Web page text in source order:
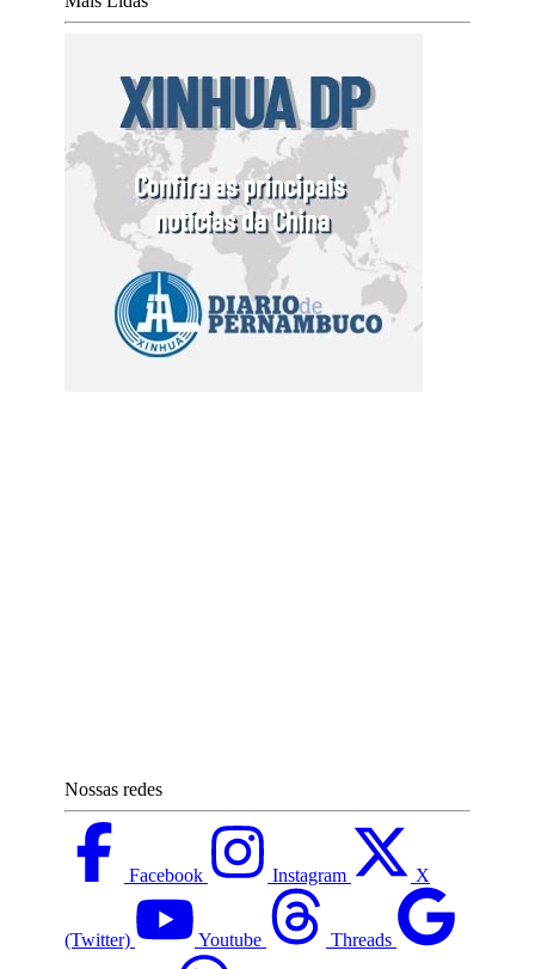
Nossas redes
Facebook Instagram X
(Twitter) Youtube Threads